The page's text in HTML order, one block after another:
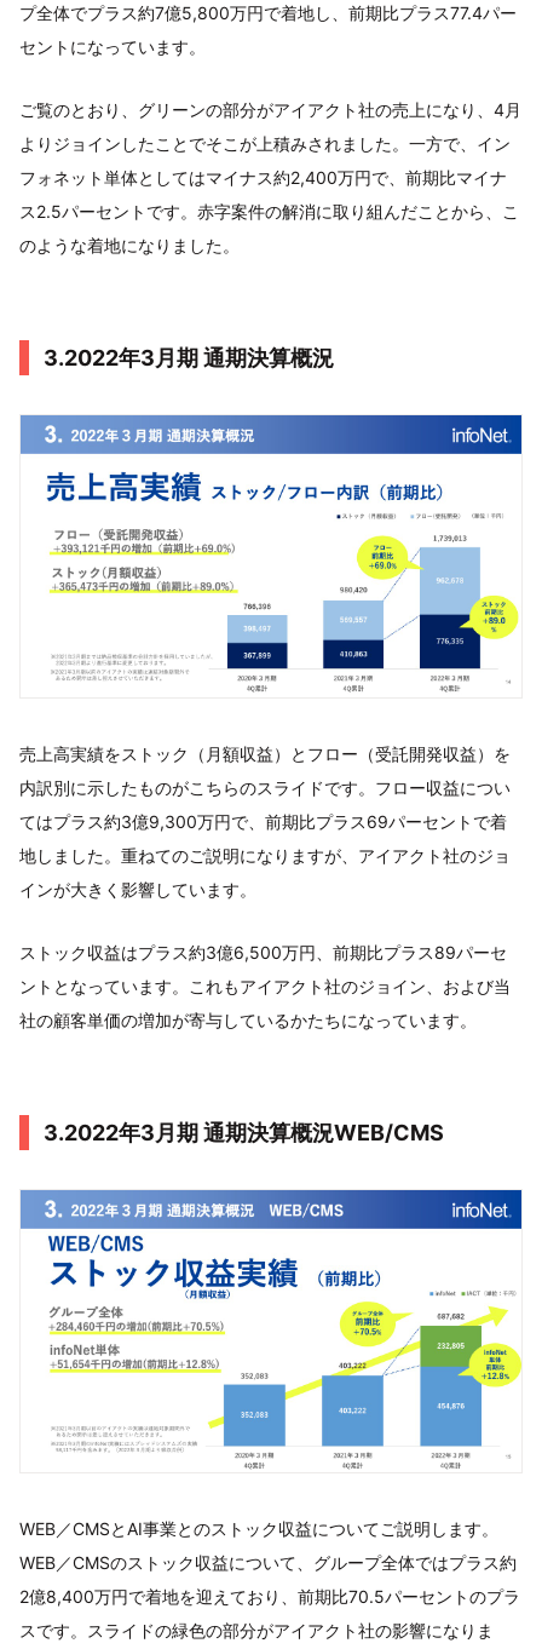
プ全体でプラス約7億5,800万円で着地し、前期比プラス77.4パー
セントになっています。
ご覧のとおり、グリーンの部分がアイアクト社の売上になり、4月
よりジョインしたことでそこが上積みされました。一方で、イン
フォネット単体としてはマイナス約2,400万円で、前期比マイナ
ス2.5パーセントです。赤字案件の解消に取り組んだことから、こ
のような着地になりました。
3.2022年3月期 通期決算概況
売上高実績をストック（月額収益）とフロー（受託開発収益）を
内訳別に示したものがこちらのスライドです。フロー収益につい
てはプラス約3億9,300万円で、前期比プラス69パーセントで着
地しました。重ねてのご説明になりますが、アイアクト社のジョ
インが大きく影響しています。
ストック収益はプラス約3億6,500万円、前期比プラス89パーセ
ントとなっています。これもアイアクト社のジョイン、および当
社の顧客単価の増加が寄与しているかたちになっています。
3.2022年3月期 通期決算概況WEB/CMS
WEB／CMSとAI事業とのストック収益についてご説明します。
WEB／CMSのストック収益について、グループ全体ではプラス約
2億8,400万円で着地を迎えており、前期比70.5パーセントのプラ
スです。スライドの緑色の部分がアイアクト社の影響になりま